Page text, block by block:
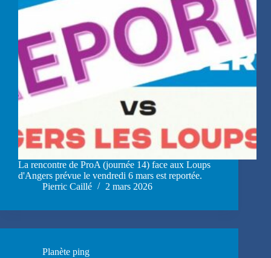
La rencontre de ProA (journée 14) face aux Loups
d'Angers prévue le vendredi 6 mars est reportée.
Pierric Caillé
2 mars 2026
Planète ping